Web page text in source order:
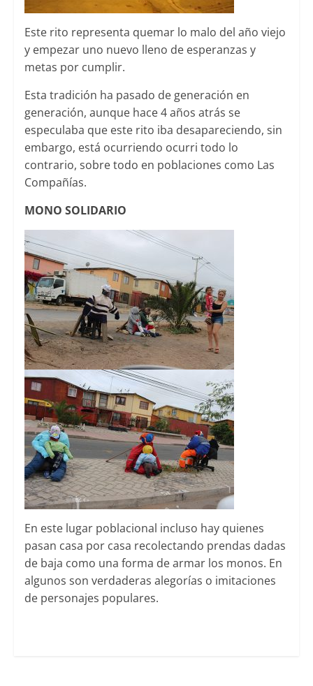
Este rito representa quemar lo malo del año viejo
y empezar uno nuevo lleno de esperanzas y
metas por cumplir.
Esta tradición ha pasado de generación en
generación, aunque hace 4 años atrás se
especulaba que este rito iba desapareciendo, sin
embargo, está ocurriendo ocurri todo lo
contrario, sobre todo en poblaciones como Las
Compañías.
MONO SOLIDARIO
En este lugar poblacional incluso hay quienes
pasan casa por casa recolectando prendas dadas
de baja como una forma de armar los monos. En
algunos son verdaderas alegorías o imitaciones
de personajes populares.